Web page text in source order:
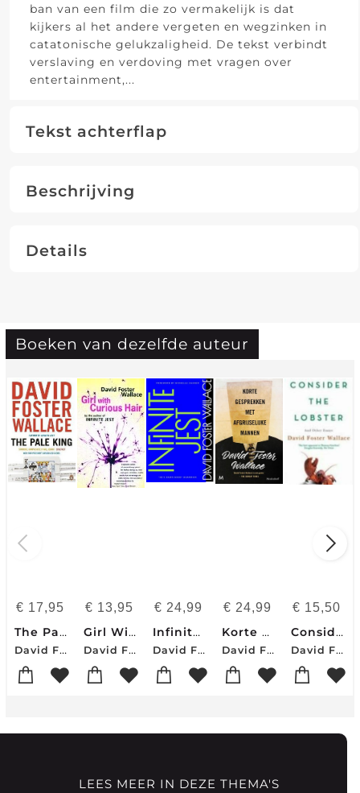
ban van een film die zo vermakelijk is dat
kijkers al het andere vergeten en wegzinken in
catatonische gelukzaligheid. De tekst verbindt
verslaving en verdoving met vragen over
entertainment,...
Tekst achterflap
Beschrijving
Details
Boeken van dezelfde auteur
€ 17,95
The Pale King
David Foster Wallace
€ 13,95
Girl With Curious Hair
David Foster Wallace
€ 24,99
Infinite jest
David Foster Wallace-Dave Eggers-Tom Bissell
€ 24,99
Korte gesprekken met afgrijselijke mannen
David Foster Wallace
€ 15,50
Consider The Lobster
David Foster Wallace
LEES MEER IN DEZE THEMA'S